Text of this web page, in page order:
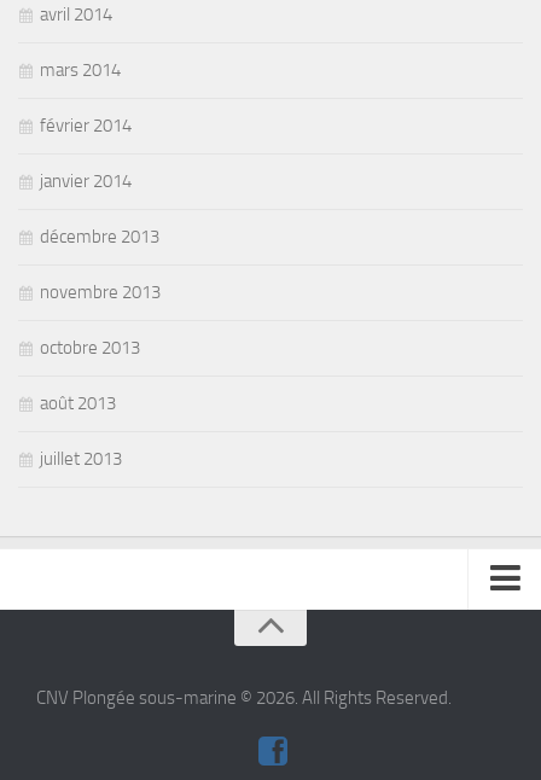
avril 2014
mars 2014
février 2014
janvier 2014
décembre 2013
novembre 2013
octobre 2013
août 2013
juillet 2013
CNV Plongée sous-marine © 2026. All Rights Reserved.